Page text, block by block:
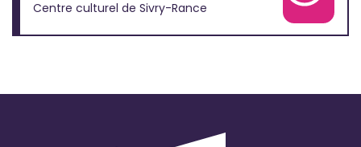
Centre culturel de Sivry-Rance
Voir la fiche complète